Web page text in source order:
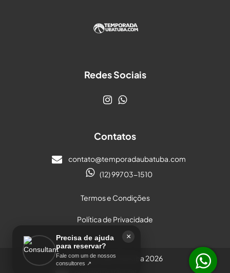
×
Precisa de ajuda
para reservar?
Fale com um de nossos
consultores ↗
Redes Sociais
Contatos
contato@temporadaubatuba.com
(12) 99703-1510
Termos e Condições
Política de Privacidade
© Temporada Ubatuba 2026